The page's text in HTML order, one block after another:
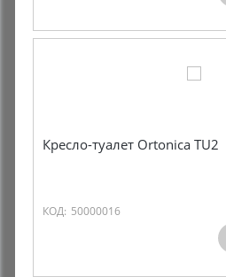
Кресло-туалет Ortonica TU2
КОД: 50000016